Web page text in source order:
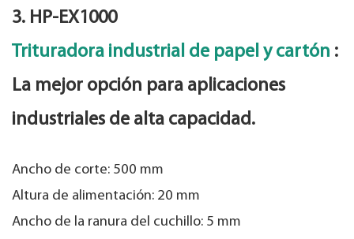
3. HP-EX1000
Trituradora industrial de papel y cartón :
La mejor opción para aplicaciones
industriales de alta capacidad.
Ancho de corte: 500 mm
Altura de alimentación: 20 mm
Ancho de la ranura del cuchillo: 5 mm